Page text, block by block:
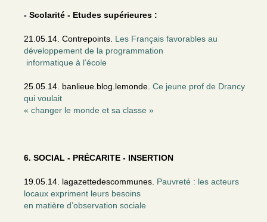
- Scolarité - Etudes supérieures :
21.05.14. Contrepoints. Les Français favorables au
développement de la programmation
informatique à l’école
25.05.14. banlieue.blog.lemonde. Ce jeune prof de Drancy
qui voulait
« changer le monde et sa classe »
6. SOCIAL - PRÉCARITE - INSERTION
19.05.14. lagazettedescommunes. Pauvreté : les acteurs
locaux expriment leurs besoins
en matière d’observation sociale